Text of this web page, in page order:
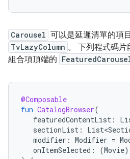
Carousel 可以是延遲清單的項
TvLazyColumn 。 下列程式碼片
組合項頂端的
@Composable
fun CatalogBrowser(
featuredContentList :
sectionList :
modifier : Modifier =
onItemSelected : (Movie)